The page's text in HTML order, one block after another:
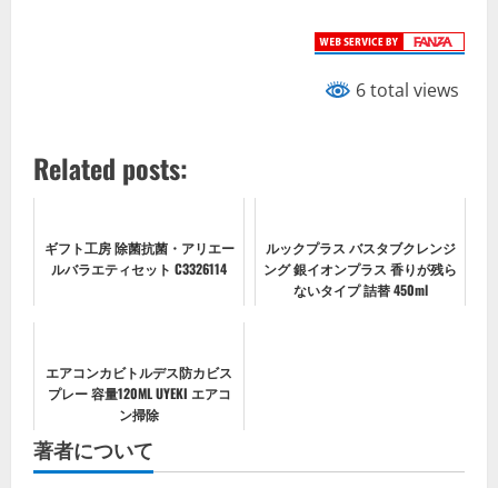
6 total views
Related posts:
ギフト工房 除菌抗菌・アリエー
ルバラエティセット C3326114
ルックプラス バスタブクレンジ
ング 銀イオンプラス 香りが残ら
ないタイプ 詰替 450ml
エアコンカビトルデス防カビス
プレー 容量120ML UYEKI エアコ
ン掃除
著者について